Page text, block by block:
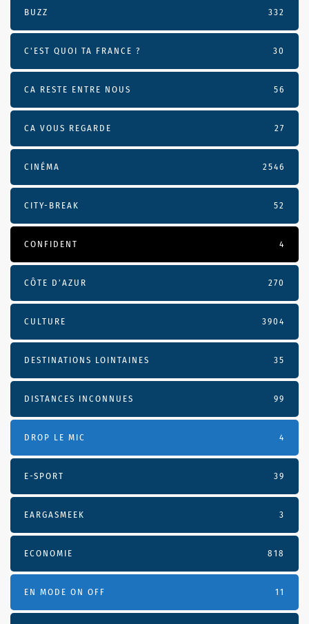
BUZZ 332
C'EST QUOI TA FRANCE ? 30
CA RESTE ENTRE NOUS 56
CA VOUS REGARDE 27
CINÉMA 2546
CITY-BREAK 52
CONFIDENT 4
CÔTE D’AZUR 270
CULTURE 3904
DESTINATIONS LOINTAINES 35
DISTANCES INCONNUES 99
DROP LE MIC 4
E-SPORT 39
EARGASMEEK 3
ECONOMIE 818
EN MODE ON OFF 11